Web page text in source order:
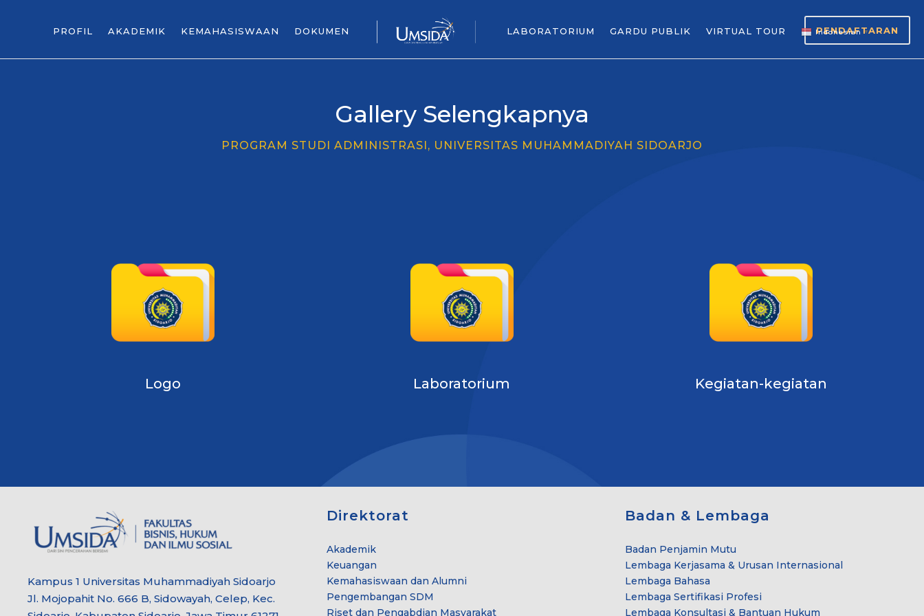
PROFIL AKADEMIK KEMAHASISWAAN DOKUMEN LABORATORIUM GARDU PUBLIK VIRTUAL TOUR Indonesian ▼
PENDAFTARAN
Gallery Selengkapnya
PROGRAM STUDI ADMINISTRASI, UNIVERSITAS MUHAMMADIYAH SIDOARJO
Logo Laboratorium Kegiatan-kegiatan
Kampus 1 Universitas Muhammadiyah Sidoarjo
Jl. Mojopahit No. 666 B, Sidowayah, Celep, Kec.
Direktorat
Akademik
Keuangan
Kemahasiswaan dan Alumni
Pengembangan SDM
Riset dan Pengabdian Masyarakat
Badan & Lembaga
Badan Penjamin Mutu
Lembaga Kerjasama & Urusan Internasional
Lembaga Bahasa
Lembaga Sertifikasi Profesi
Lembaga Konsultasi & Bantuan Hukum